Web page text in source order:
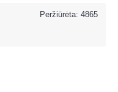
Peržiūrėta: 4865